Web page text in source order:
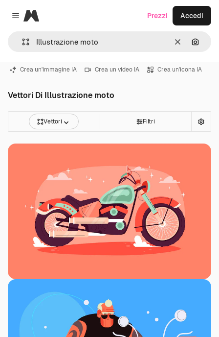
Close menu
Magnific
CancellaCerca
Prezzi Accedi
Crea un'immagine IA Crea un video IA Crea un'icona IA
Vettori Di Illustrazione moto
Vettori Filtri